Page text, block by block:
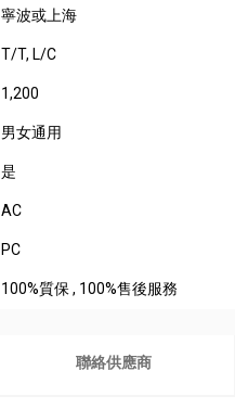
寧波或上海
T/T, L/C
1,200
男女通用
是
AC
PC
100%質保 , 100%售後服務
聯絡供應商